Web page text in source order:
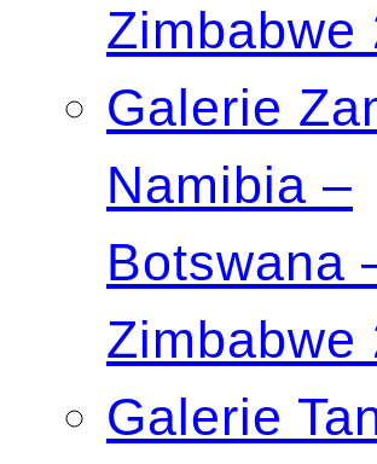
Zimbabwe
Galerie
Namibia –
Botswana
Zimbabwe
Galerie